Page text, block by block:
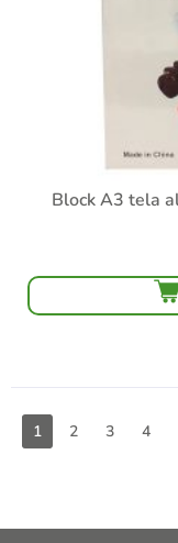
Block A3 tela
1 2 3 4